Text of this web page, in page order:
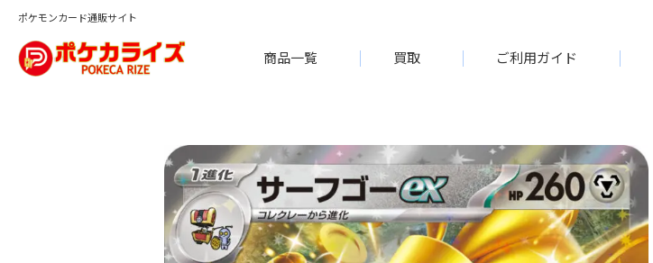
ポケモンカード通販サイト
商品一覧 買取 ご利用ガイド